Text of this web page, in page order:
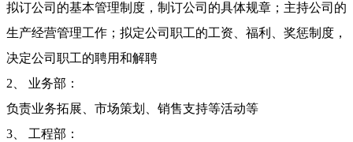
拟订公司的基本管理制度，制订公司的具体规章；主持公司的
生产经营管理工作；拟定公司职工的工资、福利、奖惩制度，
决定公司职工的聘用和解聘
2、 业务部：
负责业务拓展、市场策划、销售支持等活动等
3、 工程部：